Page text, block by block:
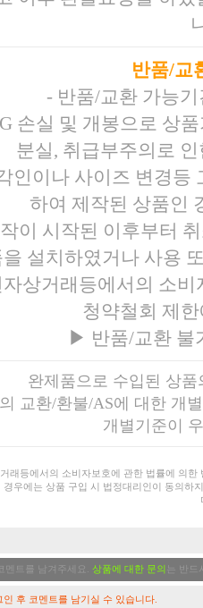
반품/교
- 반품/교환 가능
손실 및 개봉으로 상
분실, 취급부주의로
인이나 사이즈 변경등
하여 제작된 상품인
이 시작된 이후부터
설치하였거나 사용
자상거래등에서의 소
청약철회 제
▶ 반품/교환 불
완제품으로 수입된 상
교환/환불/AS에 대한 개
개별기준이
래등에서의 소비자보호에 관한 법률에 의
경우에는 상품 구입 시 법정대리인이 동의하
멘트를 남겨주세요. 상품에 대한 문의 는 반드
인 후 코멘트를 남기실 수 있습니다.